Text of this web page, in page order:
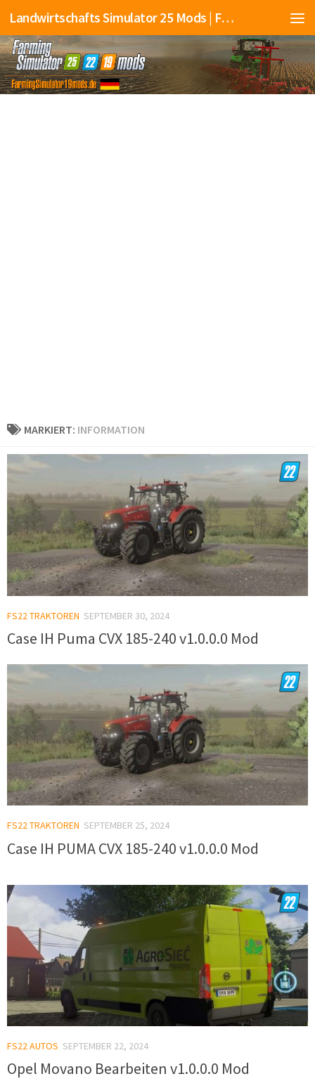
Landwirtschafts Simulator 25 Mods | Farming Simulator 25 Mods | FS25 Mods
MARKIERT: INFORMATION
FS22 TRAKTOREN SEPTEMBER 30, 2024
Case IH Puma CVX 185-240 v1.0.0.0 Mod
FS22 TRAKTOREN SEPTEMBER 25, 2024
Case IH PUMA CVX 185-240 v1.0.0.0 Mod
FS22 AUTOS SEPTEMBER 22, 2024
Opel Movano Bearbeiten v1.0.0.0 Mod